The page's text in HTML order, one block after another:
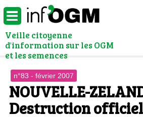
Veille citoyenne
d'information sur les OGM
et les semences
n°83 - février 2007
NOUVELLE-
Destruction